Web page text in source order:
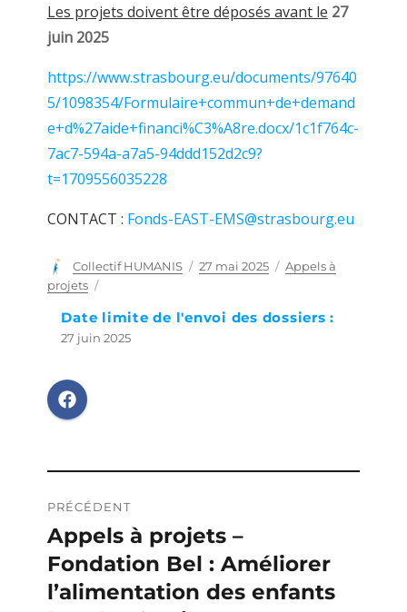
Les projets doivent être déposés avant le 27
juin 2025
https://www.strasbourg.eu/documents/97640
5/1098354/Formulaire+commun+de+demand
e+d%27aide+financi%C3%A8re.docx/1c1f764c-
7ac7-594a-a7a5-94ddd152d2c9?
t=1709556035228
CONTACT : Fonds-EAST-EMS@strasbourg.eu
Auteur
Collectif HUMANIS
Publié
27 mai 2025 Catégories
Appels à
projets
Date limite de l'envoi des dossiers :
27 juin 2025
de
l’article
PRÉCÉDENT
Publication
précédente :
Appels à projets –
Fondation Bel : Améliorer
l’alimentation des enfants